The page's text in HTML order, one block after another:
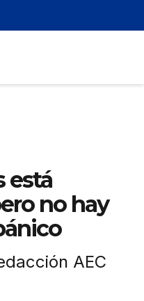
está
no hay
AEC